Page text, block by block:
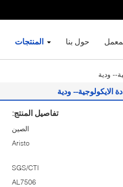
المنتجات حول بنا
ودية
الايكولوجية-- ودية
تفاصيل المنتج:
الصين
Aristo
SGS/CTI
AL7506